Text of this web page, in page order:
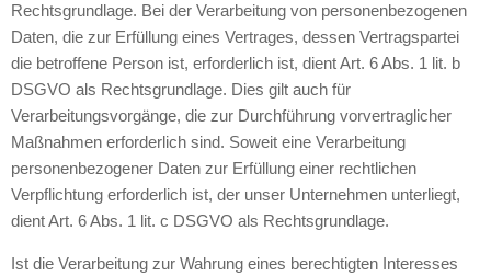
Rechtsgrundlage. Bei der Verarbeitung von personenbezogenen
Daten, die zur Erfüllung eines Vertrages, dessen Vertragspartei
die betroffene Person ist, erforderlich ist, dient Art. 6 Abs. 1 lit. b
DSGVO als Rechtsgrundlage. Dies gilt auch für
Verarbeitungsvorgänge, die zur Durchführung vorvertraglicher
Maßnahmen erforderlich sind. Soweit eine Verarbeitung
personenbezogener Daten zur Erfüllung einer rechtlichen
Verpflichtung erforderlich ist, der unser Unternehmen unterliegt,
dient Art. 6 Abs. 1 lit. c DSGVO als Rechtsgrundlage.
Ist die Verarbeitung zur Wahrung eines berechtigten Interesses